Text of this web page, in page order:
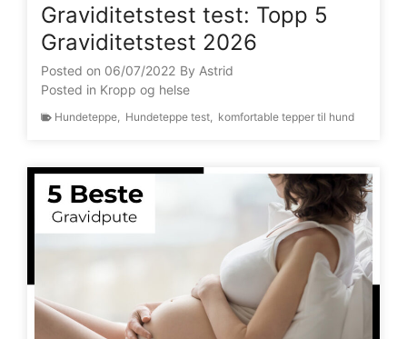
Graviditetstest test: Topp 5
Graviditetstest 2026
Posted on 06/07/2022 By Astrid
Posted in Kropp og helse
Hundeteppe Hundeteppe test komfortable tepper til hund